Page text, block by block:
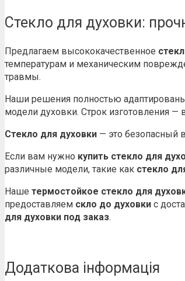
Стекло для духовки:
Предлагаем высококачественное
температурам и механическим
травмы.
Наши решения полностью
модели духовки. Строк изготовления —
Стекло для духовки — это безопасный
Если вам нужно купить стекло для
различные модели, такие как стекло
Наше термостойкое стекло для
предоставляем скло до духовки с
для духовки под заказ.
Додаткова інформація